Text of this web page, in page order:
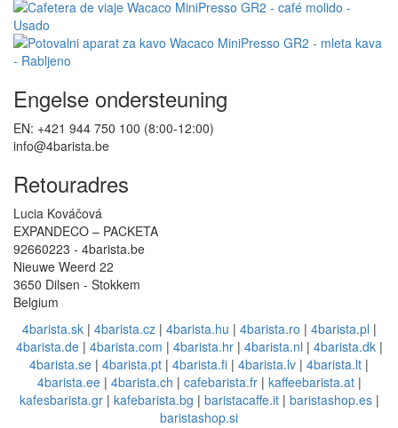
Engelse ondersteuning
EN: +421 944 750 100 (8:00-12:00)
info@4barista.be
Retouradres
Lucia Kováčová
EXPANDECO – PACKETA
92660223 - 4barista.be
Nieuwe Weerd 22
3650 Dilsen - Stokkem
Belgium
4barista.sk| 4barista.cz| 4barista.hu | 4barista.ro | 4barista.pl |
4barista.de| 4barista.com | 4barista.hr| 4barista.nl | 4barista.dk|
4barista.se | 4barista.pt | 4barista.fi | 4barista.lv | 4barista.lt |
4barista.ee| 4barista.ch | cafebarista.fr| kaffeebarista.at|
kafesbarista.gr| kafebarista.bg | baristacaffe.it| baristashop.es|
baristashop.si